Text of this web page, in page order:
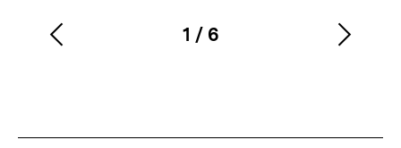
Karussellinhalt
1
von
/ 6
Vorherigen